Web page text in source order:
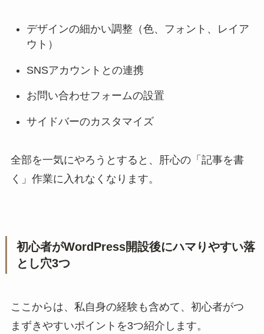
デザインの細かい調整（色、フォント、レイア
ウト）
SNSアカウントとの連携
お問い合わせフォームの設置
サイドバーのカスタマイズ
全部を一気にやろうとすると、肝心の「記事を書
く」作業に入れなくなります。
初心者がWordPress開設後にハマりやすい落
とし穴3つ
ここからは、私自身の経験も含めて、初心者がつ
まずきやすいポイントを3つ紹介します。